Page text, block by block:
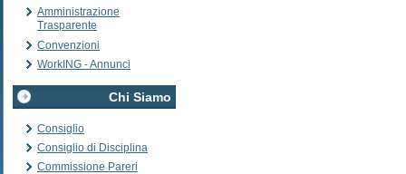
Amministrazione
Trasparente
Convenzioni
WorkING - Annunci
Chi Siamo
Consiglio
Consiglio di Disciplina
Commissione Pareri